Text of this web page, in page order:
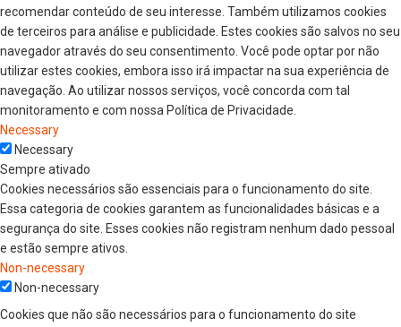
recomendar conteúdo de seu interesse. Também utilizamos cookies
de terceiros para análise e publicidade. Estes cookies são salvos no seu
navegador através do seu consentimento. Você pode optar por não
utilizar estes cookies, embora isso irá impactar na sua experiência de
navegação. Ao utilizar nossos serviços, você concorda com tal
monitoramento e com nossa Política de Privacidade.
Necessary
Necessary
Sempre ativado
Cookies necessários são essenciais para o funcionamento do site.
Essa categoria de cookies garantem as funcionalidades básicas e a
segurança do site. Esses cookies não registram nenhum dado pessoal
e estão sempre ativos.
Non-necessary
Non-necessary
Cookies que não são necessários para o funcionamento do site